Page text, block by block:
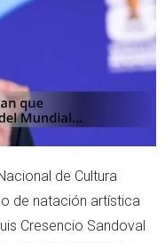
de Cultura
de natación artística
Cresencio Sandoval